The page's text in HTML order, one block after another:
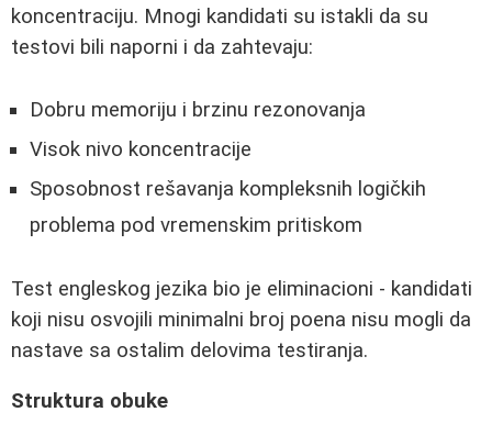
koncentraciju. Mnogi kandidati su istakli da su
testovi bili naporni i da zahtevaju:
Dobru memoriju i brzinu rezonovanja
Visok nivo koncentracije
Sposobnost rešavanja kompleksnih logičkih
problema pod vremenskim pritiskom
Test engleskog jezika bio je eliminacioni - kandidati
koji nisu osvojili minimalni broj poena nisu mogli da
nastave sa ostalim delovima testiranja.
Struktura obuke